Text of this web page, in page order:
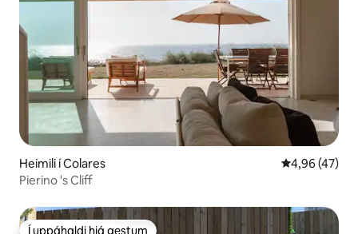
Heimili í Colares 4,96 af 5 í
4,96 (47)
Pierino 's Cliff
Í uppáhaldi hjá gestum